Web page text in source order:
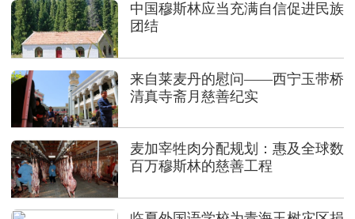
中国穆斯林应当充满自信促进民族
团结
来自莱麦丹的慰问——西宁玉带桥
清真寺斋月慈善纪实
麦加宰牲肉分配规划：惠及全球数
百万穆斯林的慈善工程